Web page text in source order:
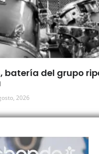
batería del grupo
2026